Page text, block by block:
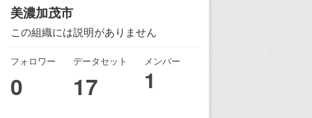
美濃加茂市
この組織には説明がありません
フォロワー
0
データセット
17
メンバー
1